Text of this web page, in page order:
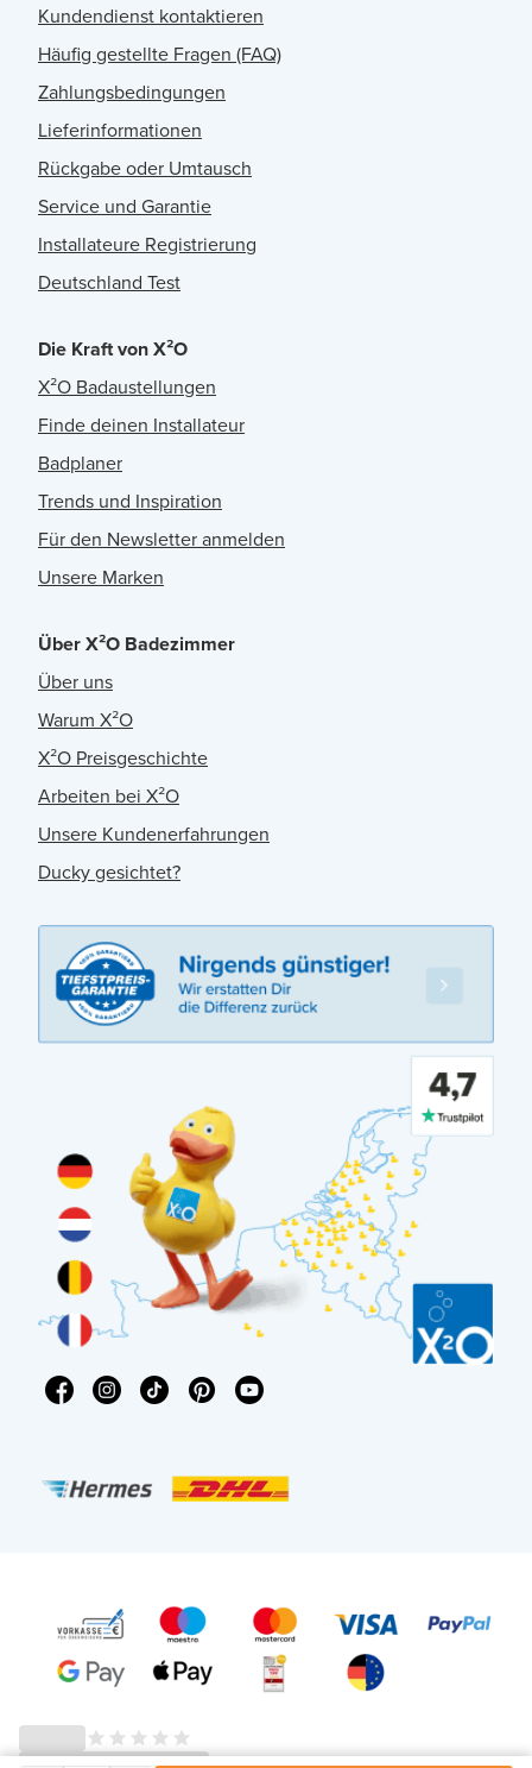
Kundendienst kontaktieren
Häufig gestellte Fragen (FAQ)
Zahlungsbedingungen
Lieferinformationen
Rückgabe oder Umtausch
Service und Garantie
Installateure Registrierung
Deutschland Test
Die Kraft von X²O
X²O Badaustellungen
Finde deinen Installateur
Badplaner
Trends und Inspiration
Für den Newsletter anmelden
Unsere Marken
Über X²O Badezimmer
Über uns
Warum X²O
X²O Preisgeschichte
Arbeiten bei X²O
Unsere Kundenerfahrungen
Ducky gesichtet?